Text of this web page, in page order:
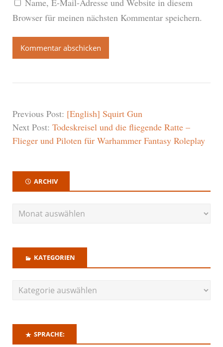
Browser für meinen nächsten Kommentar speichern.
Previous Post: [English] Squirt Gun
Next Post: Todeskreisel und die fliegende Ratte –
Flieger und Piloten für Warhammer Fantasy Roleplay
ARCHIV
KATEGORIEN
SPRACHE: